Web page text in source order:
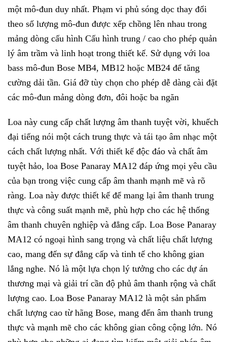
một mô-đun duy nhất. Phạm vi phủ sóng dọc thay đổi
theo số lượng mô-đun được xếp chồng lên nhau trong
mảng dòng cấu hình Cấu hình trung / cao cho phép quản
lý âm trầm và linh hoạt trong thiết kế. Sử dụng với loa
bass mô-đun Bose MB4, MB12 hoặc MB24 để tăng
cường dải tần. Giá đỡ tùy chọn cho phép dễ dàng cài đặt
các mô-đun mảng dòng đơn, đôi hoặc ba ngăn
Loa này cung cấp chất lượng âm thanh tuyệt vời, khuếch
đại tiếng nói một cách trung thực và tái tạo âm nhạc một
cách chất lượng nhất. Với thiết kế độc đáo và chất âm
tuyệt hảo, loa Bose Panaray MA12 đáp ứng mọi yêu cầu
của bạn trong việc cung cấp âm thanh mạnh mẽ và rõ
ràng. Loa này được thiết kế để mang lại âm thanh trung
thực và công suất mạnh mẽ, phù hợp cho các hệ thống
âm thanh chuyên nghiệp và đẳng cấp. Loa Bose Panaray
MA12 có ngoại hình sang trọng và chất liệu chất lượng
cao, mang đến sự đẳng cấp và tinh tế cho không gian
lắng nghe. Nó là một lựa chọn lý tưởng cho các dự án
thương mại và giải trí cần độ phủ âm thanh rộng và chất
lượng cao. Loa Bose Panaray MA12 là một sản phẩm
chất lượng cao từ hãng Bose, mang đến âm thanh trung
thực và mạnh mẽ cho các không gian công cộng lớn. Nó